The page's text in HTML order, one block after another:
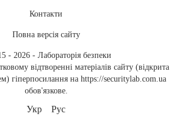
Контакти
Повна версія сайту
- 2026 - Лабораторія безпеки
відтворенні матеріалів сайту (відкрита
гіперпосилання на https://securitylab.com.ua
обов'язкове.
Укр Рус